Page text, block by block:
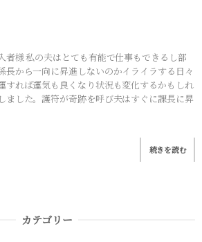
者様 私の夫はとても有能で仕事もできるし部
長から一向に昇進しないのかイライラする日々
すれば運気も良くなり状況も変化するかもしれ
ました。護符が奇跡を呼び夫はすぐに課長に昇
続きを読む
カテゴリー